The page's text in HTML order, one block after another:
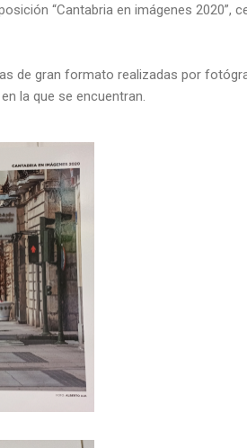
“Cantabria en imágenes 2020”,
de gran formato realizadas por
la que se encuentran.